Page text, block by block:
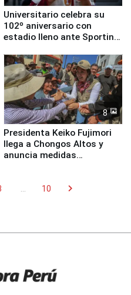
Universitario celebra su
102º aniversario con
estadio lleno ante Sporting
8
Presidenta Keiko Fujimori
llega a Chongos Altos y
anuncia medidas
10 chevron_right